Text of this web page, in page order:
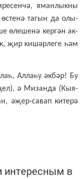
яман­лык­ны
та­гын да олы­
өле­ше­нә кер­гән ак­
җир ки­шәр­ле­ге һәм
Ал­ла­һу әк­бәр! Бу
ә Ми­зан­да (Кы­я­
әҗер-са­вап ки­те­рә
в